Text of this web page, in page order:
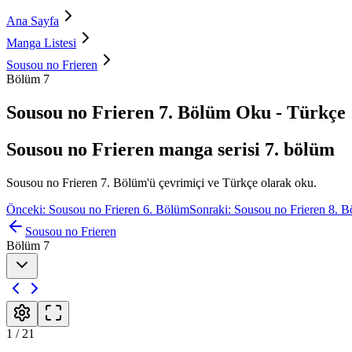
Ana Sayfa
Manga Listesi
Sousou no Frieren
Bölüm 7
Sousou no Frieren 7. Bölüm Oku - Türkçe
Sousou no Frieren manga serisi 7. bölüm
Sousou no Frieren 7. Bölüm'ü çevrimiçi ve Türkçe olarak oku.
Önceki: Sousou no Frieren 6. BölümSonraki: Sousou no Frieren 8.
Sousou no Frieren
Bölüm 7
1 / 21